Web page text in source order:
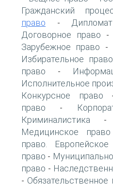
Гражданский
право -
Договорное право -
Зарубежное право -
Избирательное право
право -
Исполнительное
Конкурсное право
право -
Криминалистика
Медицинское право
право.
право -
право -
- Обязательственное